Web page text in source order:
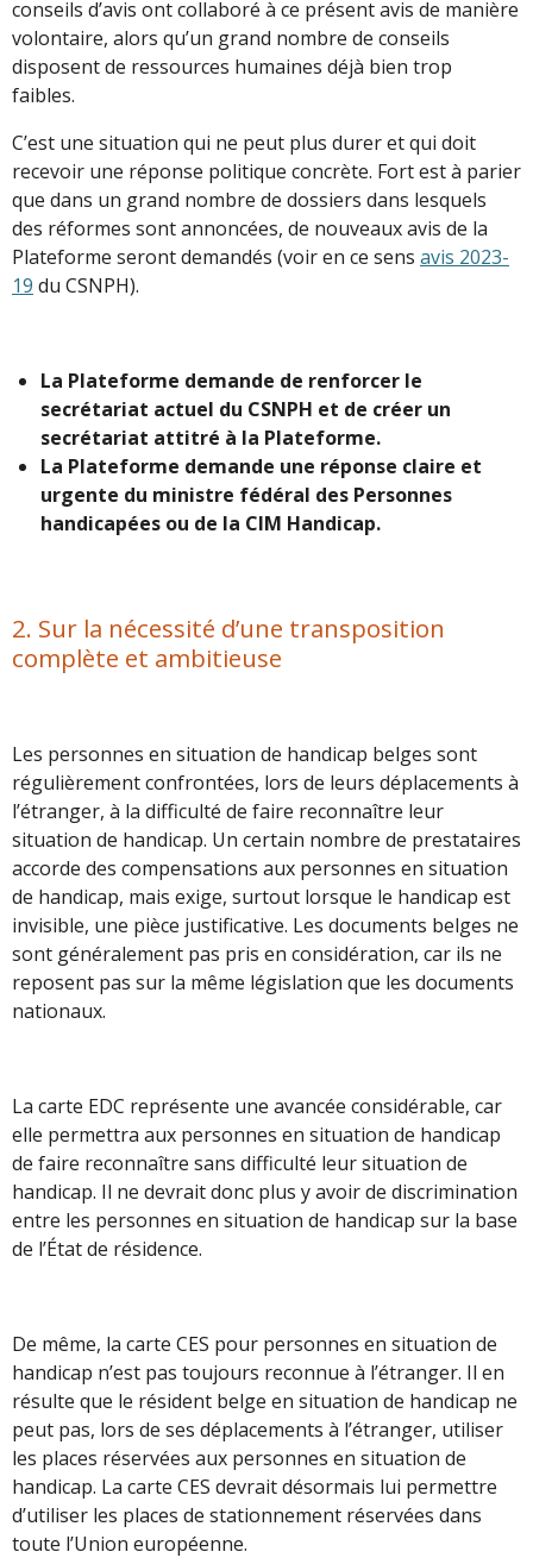
conseils d’avis ont collaboré à ce présent avis de manière
volontaire, alors qu’un grand nombre de conseils
disposent de ressources humaines déjà bien trop
faibles.
C’est une situation qui ne peut plus durer et qui doit
recevoir une réponse politique concrète. Fort est à parier
que dans un grand nombre de dossiers dans lesquels
des réformes sont annoncées, de nouveaux avis de la
Plateforme seront demandés (voir en ce sens avis 2023-
19 du CSNPH).
La Plateforme demande de renforcer le
secrétariat actuel du CSNPH et de créer un
secrétariat attitré à la Plateforme.
La Plateforme demande une réponse claire et
urgente du ministre fédéral des Personnes
handicapées ou de la CIM Handicap.
2. Sur la nécessité d’une transposition
complète et ambitieuse
Les personnes en situation de handicap belges sont
régulièrement confrontées, lors de leurs déplacements à
l’étranger, à la difficulté de faire reconnaître leur
situation de handicap. Un certain nombre de prestataires
accorde des compensations aux personnes en situation
de handicap, mais exige, surtout lorsque le handicap est
invisible, une pièce justificative. Les documents belges ne
sont généralement pas pris en considération, car ils ne
reposent pas sur la même législation que les documents
nationaux.
La carte EDC représente une avancée considérable, car
elle permettra aux personnes en situation de handicap
de faire reconnaître sans difficulté leur situation de
handicap. Il ne devrait donc plus y avoir de discrimination
entre les personnes en situation de handicap sur la base
de l’État de résidence.
De même, la carte CES pour personnes en situation de
handicap n’est pas toujours reconnue à l’étranger. Il en
résulte que le résident belge en situation de handicap ne
peut pas, lors de ses déplacements à l’étranger, utiliser
les places réservées aux personnes en situation de
handicap. La carte CES devrait désormais lui permettre
d’utiliser les places de stationnement réservées dans
toute l’Union européenne.